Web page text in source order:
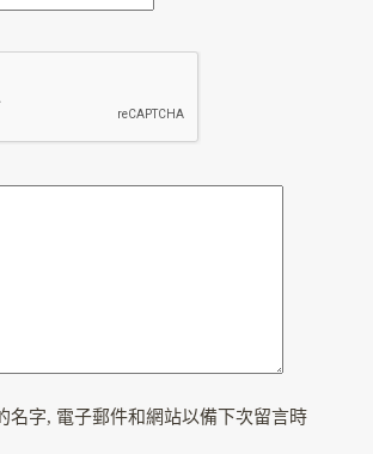
名字, 電子郵件和網站以備下次留言時